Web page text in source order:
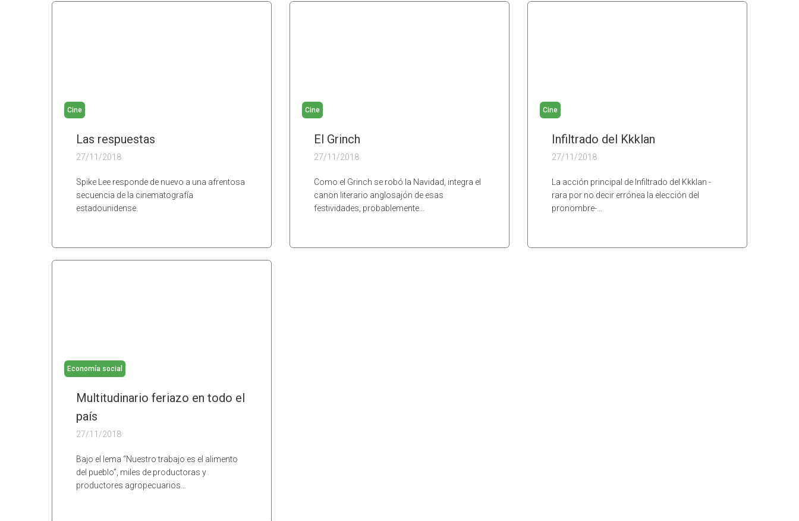
Cine
Las respuestas
27/11/2018
Spike Lee responde de nuevo a una afrentosa
secuencia de la cinematografía
estadounidense.
Cine
El Grinch
27/11/2018
Como el Grinch se robó la Navidad, integra el
canon literario anglosajón de esas
festividades, probablemente…
Cine
Infiltrado del Kkklan
27/11/2018
La acción principal de Infiltrado del Kkklan -
rara por no decir errónea la elección del
pronombre-…
Economía social
Multitudinario feriazo en todo el
país
27/11/2018
Bajo el lema “Nuestro trabajo es el alimento
del pueblo”, miles de productoras y
productores agropecuarios…